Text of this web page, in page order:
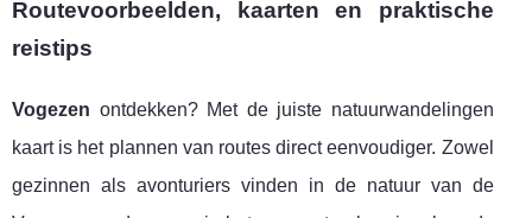
Routevoorbeelden, kaarten en praktische
reistips
Vogezen ontdekken? Met de juiste natuurwandelingen
kaart is het plannen van routes direct eenvoudiger. Zowel
gezinnen als avonturiers vinden in de natuur van de